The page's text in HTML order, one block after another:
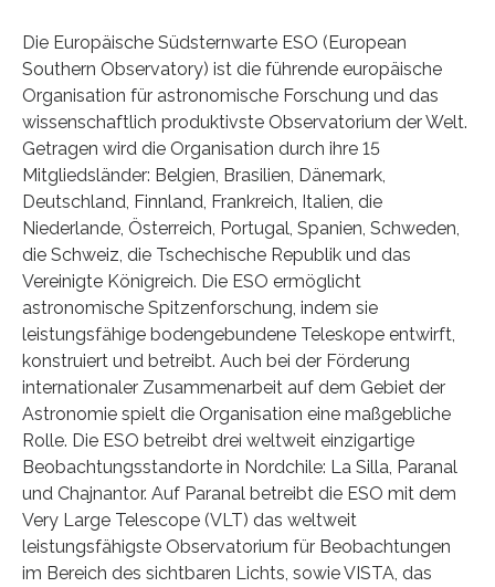
Die Europäische Südsternwarte ESO (European
Southern Observatory) ist die führende europäische
Organisation für astronomische Forschung und das
wissenschaftlich produktivste Observatorium der Welt.
Getragen wird die Organisation durch ihre 15
Mitgliedsländer: Belgien, Brasilien, Dänemark,
Deutschland, Finnland, Frankreich, Italien, die
Niederlande, Österreich, Portugal, Spanien, Schweden,
die Schweiz, die Tschechische Republik und das
Vereinigte Königreich. Die ESO ermöglicht
astronomische Spitzenforschung, indem sie
leistungsfähige bodengebundene Teleskope entwirft,
konstruiert und betreibt. Auch bei der Förderung
internationaler Zusammenarbeit auf dem Gebiet der
Astronomie spielt die Organisation eine maßgebliche
Rolle. Die ESO betreibt drei weltweit einzigartige
Beobachtungsstandorte in Nordchile: La Silla, Paranal
und Chajnantor. Auf Paranal betreibt die ESO mit dem
Very Large Telescope (VLT) das weltweit
leistungsfähigste Observatorium für Beobachtungen
im Bereich des sichtbaren Lichts, sowie VISTA, das